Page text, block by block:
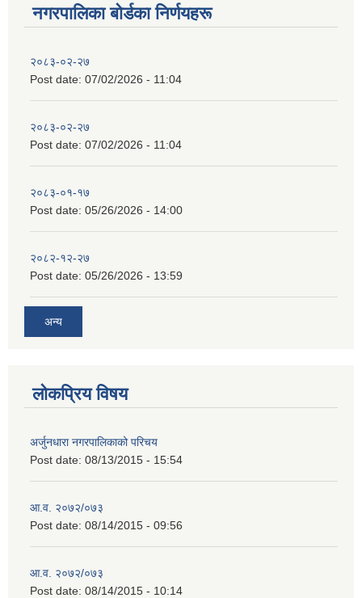
नगरपालिका बाेर्डका निर्णयहरू
२०८३-०२-२७
Post date: 07/02/2026 - 11:04
२०८३-०२-२७
Post date: 07/02/2026 - 11:04
२०८३-०१-१७
Post date: 05/26/2026 - 14:00
२०८२-१२-२७
Post date: 05/26/2026 - 13:59
अन्य
लोकप्रिय विषय
अर्जुनधारा नगरपालिकाको परिचय
Post date: 08/13/2015 - 15:54
आ.व. २०७२/०७३
Post date: 08/14/2015 - 09:56
आ.व. २०७२/०७३
Post date: 08/14/2015 - 10:14